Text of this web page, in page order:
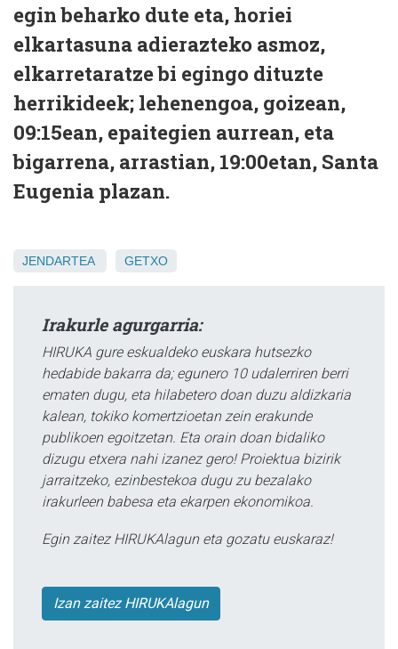
egin beharko dute eta, horiei
elkartasuna adierazteko asmoz,
elkarretaratze bi egingo dituzte
herrikideek; lehenengoa, goizean,
09:15ean, epaitegien aurrean, eta
bigarrena, arrastian, 19:00etan, Santa
Eugenia plazan.
JENDARTEA GETXO
Irakurle agurgarria:
HIRUKA gure eskualdeko euskara hutsezko
hedabide bakarra da; egunero 10 udalerriren berri
ematen dugu, eta hilabetero doan duzu aldizkaria
kalean, tokiko komertzioetan zein erakunde
publikoen egoitzetan. Eta orain doan bidaliko
dizugu etxera nahi izanez gero! Proiektua bizirik
jarraitzeko, ezinbestekoa dugu zu bezalako
irakurleen babesa eta ekarpen ekonomikoa.
Egin zaitez HIRUKAlagun eta gozatu euskaraz!
Izan zaitez HIRUKAlagun